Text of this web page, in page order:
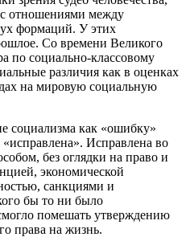
с отношениями между
формаций. У этих
Со времени Великого
по социально-классовому
различия как в оценках
на мировую социальную
социализма как «ошибку»
Исправлена во
без оглядки на право и
экономической
санкциями и
бы то ни было
помешать утверждению
права на жизнь.